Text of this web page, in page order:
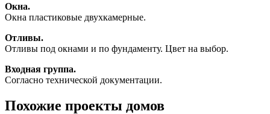
Окна.
Окна пластиковые двухкамерные.
Отливы.
Отливы под окнами и по фундаменту. Цвет на выбор.
Входная группа.
Согласно технической документации.
Похожие проекты домов